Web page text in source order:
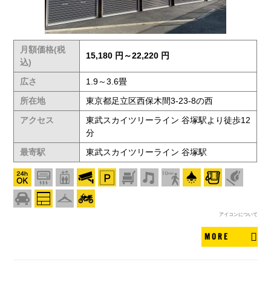
月額価格(税
込)
15,180 円～22,220 円
広さ
1.9～3.6畳
所在地
東京都足立区西保木間3-23-8の西
アクセス
東武スカイツリーライン 谷塚駅より徒歩12
分
最寄駅
東武スカイツリーライン 谷塚駅
アイコンについて
MORE